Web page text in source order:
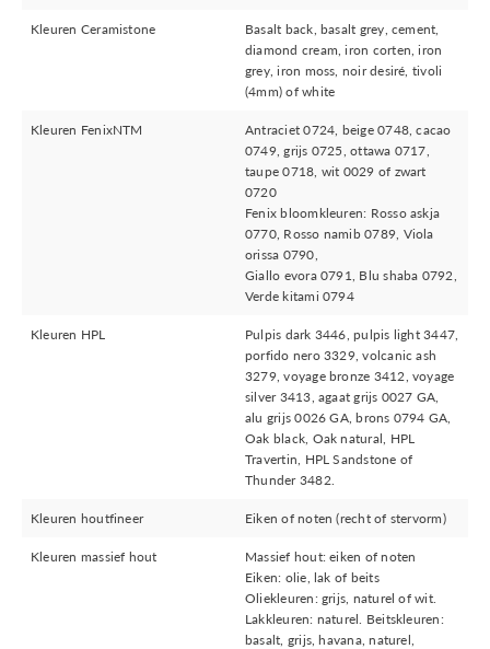
Kleuren Ceramistone
Basalt back, basalt grey, cement,
diamond cream, iron corten, iron
grey, iron moss, noir desiré, tivoli
(4mm) of white
Kleuren FenixNTM
Antraciet 0724, beige 0748, cacao
0749, grijs 0725, ottawa 0717,
taupe 0718, wit 0029 of zwart
0720
Fenix bloomkleuren: Rosso askja
0770, Rosso namib 0789, Viola
orissa 0790,
Giallo evora 0791, Blu shaba 0792,
Verde kitami 0794
Kleuren HPL
Pulpis dark 3446, pulpis light 3447,
porfido nero 3329, volcanic ash
3279, voyage bronze 3412, voyage
silver 3413, agaat grijs 0027 GA,
alu grijs 0026 GA, brons 0794 GA,
Oak black, Oak natural, HPL
Travertin, HPL Sandstone of
Thunder 3482.
Kleuren houtfineer Eiken of noten (recht of stervorm)
Kleuren massief hout
Massief hout: eiken of noten
Eiken: olie, lak of beits
Oliekleuren: grijs, naturel of wit.
Lakkleuren: naturel. Beitskleuren:
basalt, grijs, havana, naturel,